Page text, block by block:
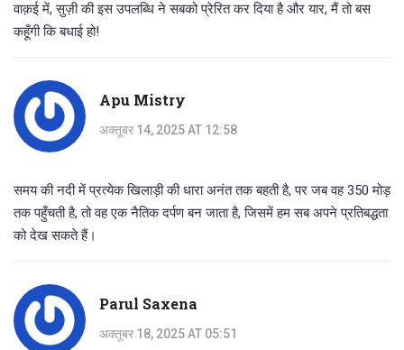
वाक़ई में, सुज़ी की इस उपलब्धि ने सबको प्रेरित कर दिया है और यार, मैं तो बस
कहूँगी कि बधाई हो!
Apu Mistry
अक्तूबर 14, 2025 AT 12:58
समय की नदी में प्रत्येक खिलाड़ी की धारा अनंत तक बहती है, पर जब वह 350 मोड़
तक पहुँचती है, तो वह एक नैतिक दर्पण बन जाता है, जिसमें हम सब अपने प्रतिबद्धता
को देख सकते हैं।
Parul Saxena
अक्तूबर 18, 2025 AT 05:51